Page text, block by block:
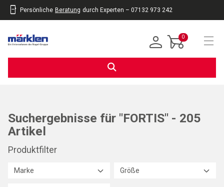
Persönliche Beratung durch Experten – 07132 973 242
0
Suchergebnisse für "FORTIS" - 205
Artikel
Produktfilter
Marke Größe